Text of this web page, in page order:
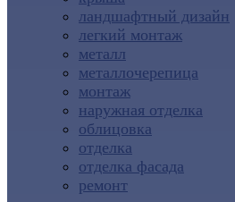
ландшафтный дизайн
легкий монтаж
металл
металлочерепица
монтаж
наружная отделка
облицовка
отделка
отделка фасада
ремонт